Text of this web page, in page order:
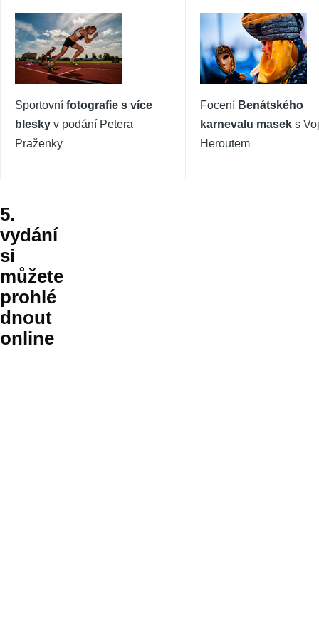
Sportovní fotografie s více
blesky v podání Petera
Praženky
Focení Benátského
karnevalu masek s
Heroutem
5.
vydání
si
můžete
prohlé
dnout
online